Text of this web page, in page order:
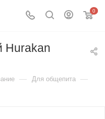
0
Hurakan
— Для общепита —